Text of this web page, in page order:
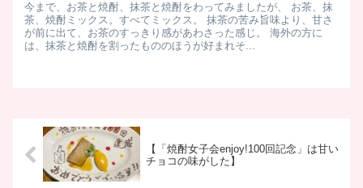
今まで、お茶と焼酎、抹茶と焼酎をわってみましたが、 お茶、抹
茶、焼酎ミックス。すべてミックス。 抹茶の苦み旨味より、甘さ
が前に出て、お茶のすっきり感があわさった感じ。 海外の方に
は、抹茶と焼酎を割ったもののほうが好まれそ...
【「焼酎女子会enjoy!100回記念」は甘い
チョコの味がした】